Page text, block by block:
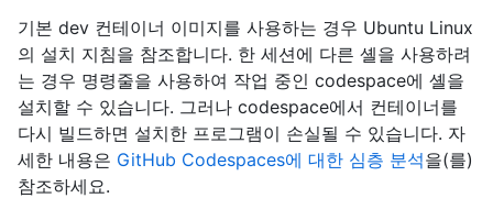
기본 dev 컨테이너 이미지를 사용하는 경우 Ubuntu Linux
의 설치 지침을 참조합니다. 한 세션에 다른 셸을 사용하려
는 경우 명령줄을 사용하여 작업 중인 codespace에 셸을
설치할 수 있습니다. 그러나 codespace에서 컨테이너를
다시 빌드하면 설치한 프로그램이 손실될 수 있습니다. 자
세한 내용은 GitHub Codespaces에 대한 심층 분석을(를)
참조하세요.